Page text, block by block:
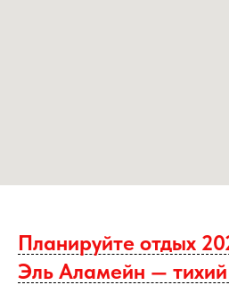
Планируйте отдых
Эль Аламейн — тихий